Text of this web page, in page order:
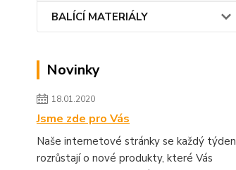
BALÍCÍ MATERIÁLY
Novinky
18.01.2020
Jsme zde pro Vás
Naše internetové stránky se každý týden
rozrůstají o nové produkty, které Vás